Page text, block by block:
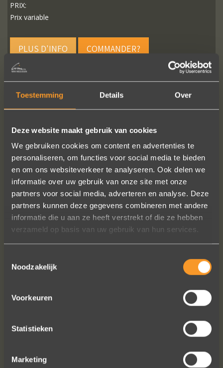
Toestemming Details Over
Deze website maakt gebruik van cookies
We gebruiken cookies om content en advertenties te
personaliseren, om functies voor social media te bieden
en om ons websiteverkeer te analyseren. Ook delen we
informatie over uw gebruik van onze site met onze
partners voor social media, adverteren en analyse. Deze
partners kunnen deze gegevens combineren met andere
informatie die u aan ze heeft verstrekt of die ze hebben
verzameld op basis van uw gebruik van hun services.
Noodzakelijk
Voorkeuren
Statistieken
Marketing
PRIX:
Prix variable
PLUS D'INFO COMMANDER?
SUIVEZ-NOUS SUR LES MÉDIAS SOCIAUX
A+ voor ontwerp, klantenservice.
Bedankt voor al je inspanningen en
geduld toen we deze ringen
ontdekten. Ze zijn gewoonweg perfect
voor ons. We hebben ongeveer een
we zijn naar veel winkels geweest en